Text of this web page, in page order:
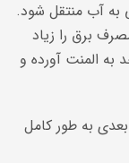
به آب منتقل شود.
برق را زیاد
المنت آورده و
به طور کامل